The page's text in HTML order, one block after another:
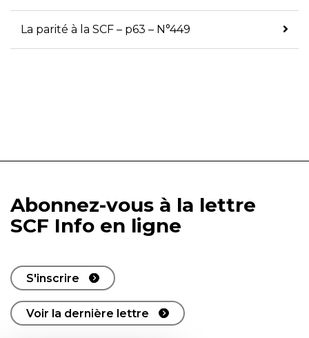
La parité à la SCF – p63 – N°449
Abonnez-vous à la lettre
SCF Info en ligne
S'inscrire
Voir la dernière lettre